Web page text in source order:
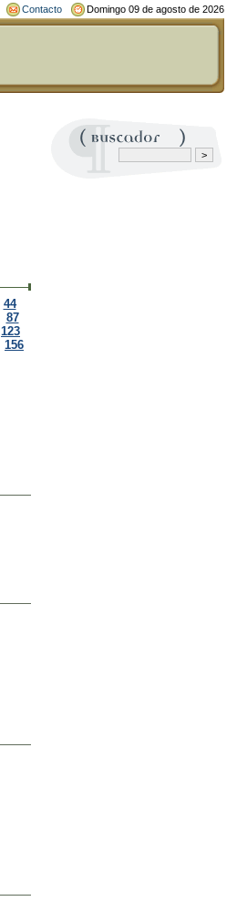
Contacto Domingo 09 de agosto de 2026
44
87
123
156